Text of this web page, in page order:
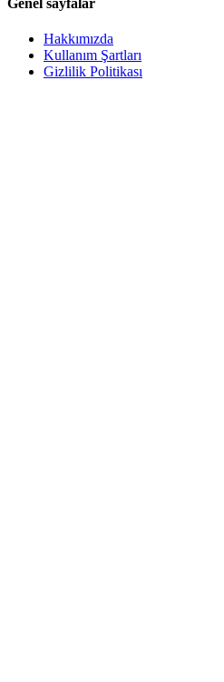
Genel sayfalar
Hakkımızda
Kullanım Şartları
Gizlilik Politikası